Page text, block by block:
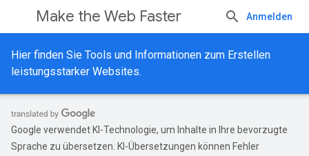
Make the Web Faster Anmelden
Hier finden Sie Tools und Informationen zum Erstellen
leistungsstarker Websites.
Google verwendet KI-Technologie, um Inhalte in Ihre bevorzugte
Sprache zu übersetzen. KI-Übersetzungen können Fehler